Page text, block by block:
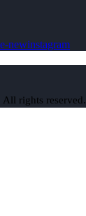
newinstagram
rights reserved.